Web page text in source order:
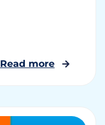
Read more